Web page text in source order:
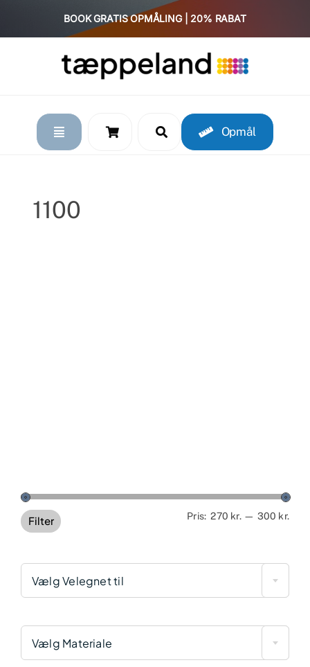
content
BOOK GRATIS OPMÅLING | 20% RABAT
Opmål
1100
Filter Pris: 270 kr.— 300 kr.
Vælg Velegnet til
Vælg Materiale